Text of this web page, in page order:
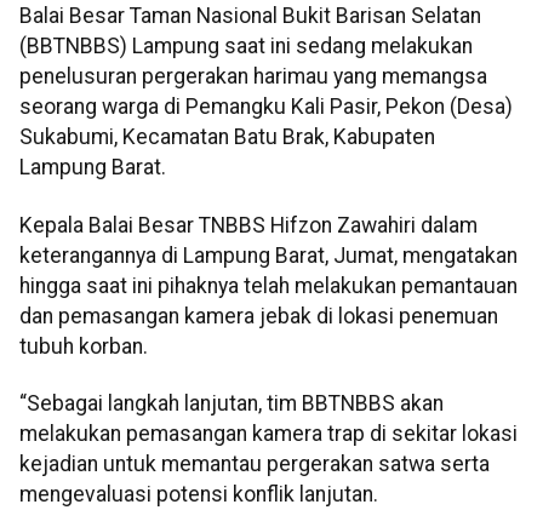
Balai Besar Taman Nasional Bukit Barisan Selatan
(BBTNBBS) Lampung saat ini sedang melakukan
penelusuran pergerakan harimau yang memangsa
seorang warga di Pemangku Kali Pasir, Pekon (Desa)
Sukabumi, Kecamatan Batu Brak, Kabupaten
Lampung Barat.
Kepala Balai Besar TNBBS Hifzon Zawahiri dalam
keterangannya di Lampung Barat, Jumat, mengatakan
hingga saat ini pihaknya telah melakukan pemantauan
dan pemasangan kamera jebak di lokasi penemuan
tubuh korban.
“Sebagai langkah lanjutan, tim BBTNBBS akan
melakukan pemasangan kamera trap di sekitar lokasi
kejadian untuk memantau pergerakan satwa serta
mengevaluasi potensi konflik lanjutan.